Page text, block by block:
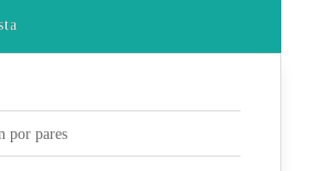
por pares